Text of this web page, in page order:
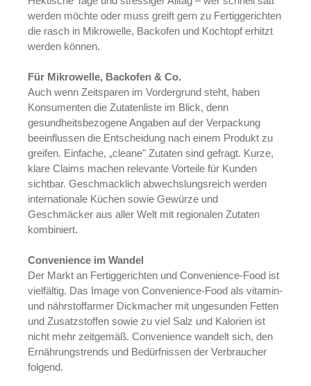
werden möchte oder muss greift gern zu Fertiggerichten
die rasch in Mikrowelle, Backofen und Kochtopf erhitzt
werden können.
Für Mikrowelle, Backofen & Co.
Auch wenn Zeitsparen im Vordergrund steht, haben
Konsumenten die Zutatenliste im Blick, denn
gesundheitsbezogene Angaben auf der Verpackung
beeinflussen die Entscheidung nach einem Produkt zu
greifen. Einfache, „cleane" Zutaten sind gefragt. Kurze,
klare Claims machen relevante Vorteile für Kunden
sichtbar. Geschmacklich abwechslungsreich werden
internationale Küchen sowie Gewürze und
Geschmäcker aus aller Welt mit regionalen Zutaten
kombiniert.
Convenience im Wandel
Der Markt an Fertiggerichten und Convenience-Food ist
vielfältig. Das Image von Convenience-Food als vitamin-
und nährstoffarmer Dickmacher mit ungesunden Fetten
und Zusatzstoffen sowie zu viel Salz und Kalorien ist
nicht mehr zeitgemäß. Convenience wandelt sich, den
Ernährungstrends und Bedürfnissen der Verbraucher
folgend.